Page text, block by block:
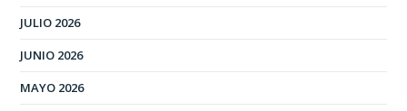
JULIO 2026
JUNIO 2026
MAYO 2026